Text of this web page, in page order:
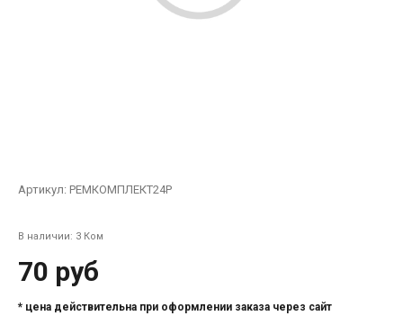
Артикул: РЕМКОМПЛЕКТ24Р
В наличии: 3 Ком
70 руб
* цена действительна при оформлении заказа через сайт